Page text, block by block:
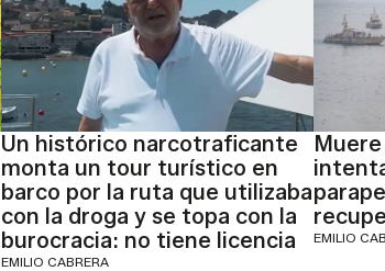
Un histórico narcotraficante
monta un tour turístico en
barco por la ruta que utilizaba
con la droga y se topa con la
burocracia: no tiene licencia
EMILIO CABRERA
EMILIO